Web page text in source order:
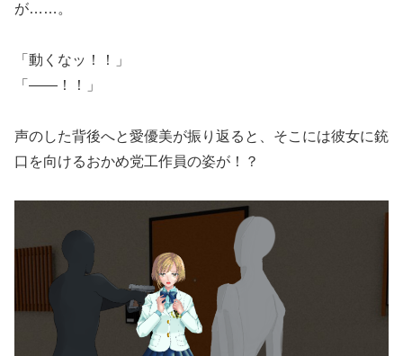
が……。
「動くなッ！！」
「――！！」
声のした背後へと愛優美が振り返ると、そこには彼女に銃
口を向けるおかめ党工作員の姿が！？